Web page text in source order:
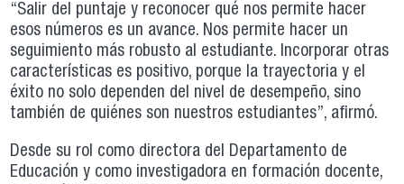
“Salir del puntaje y reconocer qué nos permite hacer
esos números es un avance. Nos permite hacer un
seguimiento más robusto al estudiante. Incorporar otras
características es positivo, porque la trayectoria y el
éxito no solo dependen del nivel de desempeño, sino
también de quiénes son nuestros estudiantes”, afirmó.
Desde su rol como directora del Departamento de
Educación y como investigadora en formación docente,